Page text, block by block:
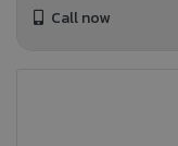
Call now